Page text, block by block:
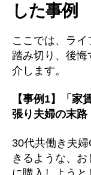
した事例
ここでは、ラ
踏み切り、後
介します。
【事例1】「家
張り夫婦の末路
30代共働き夫
きるような、